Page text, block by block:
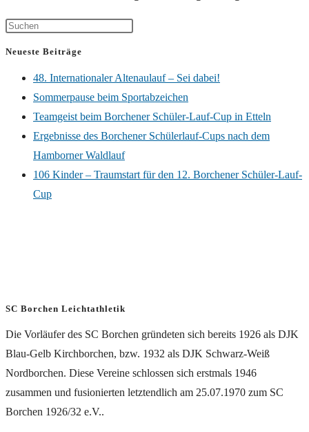
Neueste Beiträge
48. Internationaler Altenaulauf – Sei dabei!
Sommerpause beim Sportabzeichen
Teamgeist beim Borchener Schüler-Lauf-Cup in Etteln
Ergebnisse des Borchener Schülerlauf-Cups nach dem
Hamborner Waldlauf
106 Kinder – Traumstart für den 12. Borchener Schüler-Lauf-
Cup
SC Borchen Leichtathletik
Die Vorläufer des SC Borchen gründeten sich bereits 1926 als DJK
Blau-Gelb Kirchborchen, bzw. 1932 als DJK Schwarz-Weiß
Nordborchen. Diese Vereine schlossen sich erstmals 1946
zusammen und fusionierten letztendlich am 25.07.1970 zum SC
Borchen 1926/32 e.V..